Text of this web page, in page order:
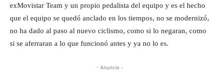
exMovistar Team y un propio pedalista del equipo y es el hecho
que el equipo se quedó anclado en los tiempos, no se modernizó,
no ha dado al paso al nuevo ciclismo, como si lo negaran, como
si se aferraran a lo que funcionó antes y ya no lo es.
- Anuncio -